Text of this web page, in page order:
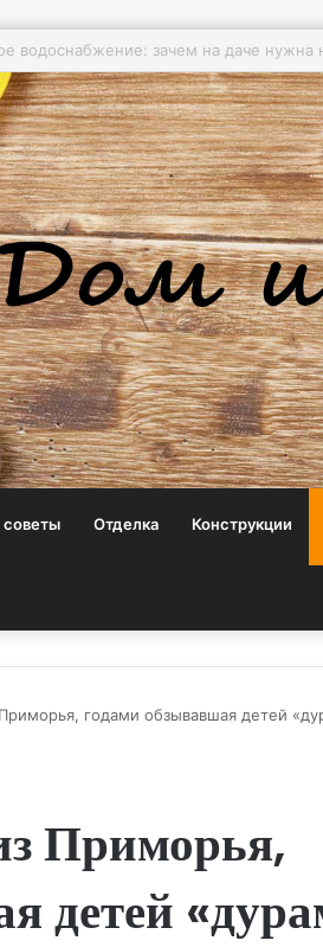
насосы: незаметные герои борьбы с
Отделка Конструкции
годами обзывавшая детей
Приморья,
детей